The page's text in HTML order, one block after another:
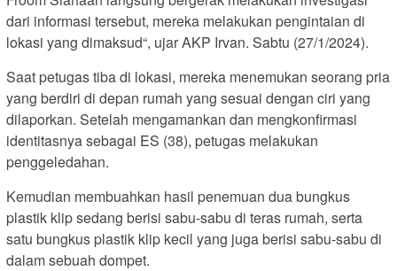
dari informasi tersebut, mereka melakukan pengintaian di
lokasi yang dimaksud“, ujar AKP Irvan. Sabtu (27/1/2024).
Saat petugas tiba di lokasi, mereka menemukan seorang pria
yang berdiri di depan rumah yang sesuai dengan ciri yang
dilaporkan. Setelah mengamankan dan mengkonfirmasi
identitasnya sebagai ES (38), petugas melakukan
penggeledahan.
Kemudian membuahkan hasil penemuan dua bungkus
plastik klip sedang berisi sabu-sabu di teras rumah, serta
satu bungkus plastik klip kecil yang juga berisi sabu-sabu di
dalam sebuah dompet.